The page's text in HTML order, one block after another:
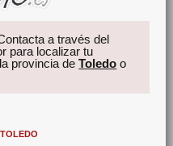
a través del
para localizar tu
provincia deToledo o